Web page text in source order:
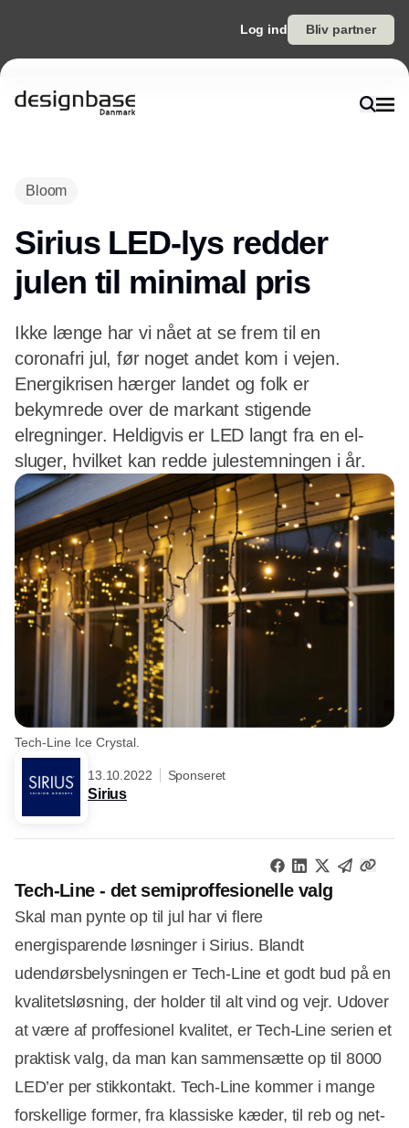
Log ind Bliv partner
Bloom
Sirius LED-lys redder
julen til minimal pris
Ikke længe har vi nået at se frem til en
coronafri jul, før noget andet kom i vejen.
Energikrisen hærger landet og folk er
bekymrede over de markant stigende
elregninger. Heldigvis er LED langt fra en el-
sluger, hvilket kan redde julestemningen i år.
Tech-Line Ice Crystal.
13.10.2022 Sponseret
Sirius
Tech-Line - det semiproffesionelle valg
Skal man pynte op til jul har vi flere
energisparende løsninger i Sirius. Blandt
udendørsbelysningen er Tech-Line et godt bud på en
kvalitetsløsning, der holder til alt vind og vejr. Udover
at være af proffesionel kvalitet, er Tech-Line serien et
praktisk valg, da man kan sammensætte op til 8000
LED’er per stikkontakt. Tech-Line kommer i mange
forskellige former, fra klassiske kæder, til reb og net-